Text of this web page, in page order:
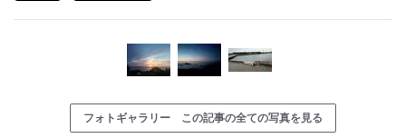
フォトギャラリー この記事の全ての写真を見る